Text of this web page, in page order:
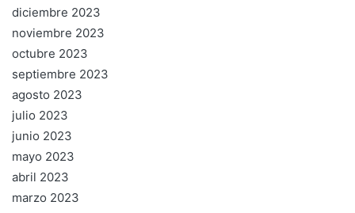
diciembre 2023
noviembre 2023
octubre 2023
septiembre 2023
agosto 2023
julio 2023
junio 2023
mayo 2023
abril 2023
marzo 2023